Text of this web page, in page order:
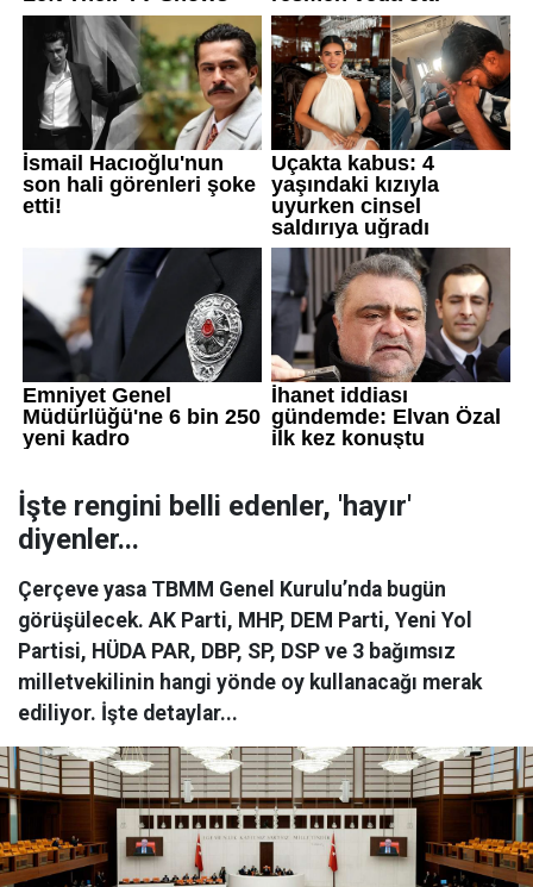
İşte rengini belli edenler, 'hayır'
diyenler...
Çerçeve yasa TBMM Genel Kurulu’nda bugün
görüşülecek. AK Parti, MHP, DEM Parti, Yeni Yol
Partisi, HÜDA PAR, DBP, SP, DSP ve 3 bağımsız
milletvekilinin hangi yönde oy kullanacağı merak
ediliyor. İşte detaylar...